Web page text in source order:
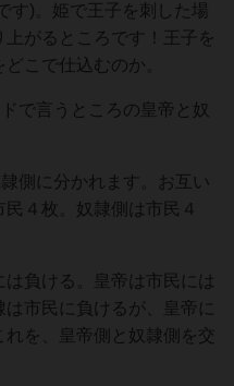
す)。姫で王子を刺した場
がるところです！王子を
こで仕込むのか。
で言うところの皇帝と奴
側に分かれます。お互い
４枚。奴隷側は市民４
負ける。皇帝は市民には
市民に負けるが、皇帝に
れを、皇帝側と奴隷側を交